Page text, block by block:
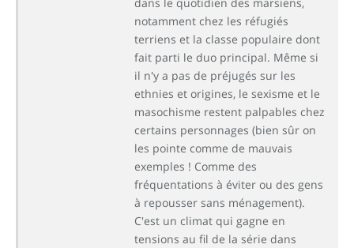
notamment chez les réfugiés
terriens et la classe populaire dont
fait parti le duo principal. Même si
il n'y a pas de préjugés sur les
ethnies et origines, le sexisme et le
masochisme restent palpables chez
certains personnages (bien sûr on
les pointe comme de mauvais
exemples ! Comme des
fréquentations à éviter ou des gens
à repousser sans ménagement).
C'est un climat qui gagne en
tensions au fil de la série dans